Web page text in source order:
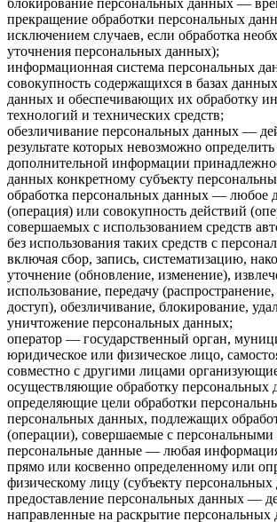
прекращение обработки персональных
исключением случаев, если обработка
уточнения персональных данных);
информационная система персональных
совокупность содержащихся в базах
данных и обеспечивающих их обработку
технологий и технических средств;
обезличивание персональных данных —
результате которых невозможно
дополнительной информации
данных конкретному субъекту
обработка персональных данных — любое
(операция) или совокупность действий
совершаемых с использованием средств
без использования таких средств с
включая сбор, запись, систематизацию,
уточнение (обновление, изменение),
использование, передачу
доступ), обезличивание, блокирование,
уничтожение персональных данных;
оператор — государственный орган,
юридическое или физическое лицо,
совместно с другими лицами
осуществляющие обработку персональных
определяющие цели обработки
персональных данных, подлежащих
(операции), совершаемые с
персональные данные — любая
прямо или косвенно определенному или
физическому лицу (субъекту
предоставление персональных данных —
направленные на раскрытие персональных